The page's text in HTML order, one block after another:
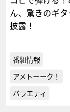
ん、驚きのギ
披露！
番組情報
アメトーーク！
バラエティ